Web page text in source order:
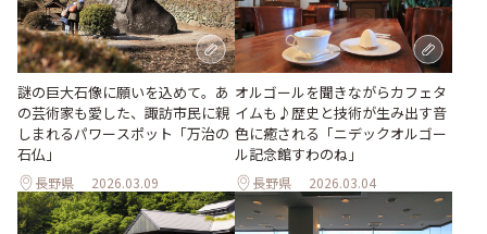
謎の巨大石像に願いを込めて。あ
の芸術家も愛した、諏訪市民に親
しまれるパワースポット「万治の
石仏」
長野県 2026.03.09
オルゴールを聞きながらカフェタ
イムも♪歴史と技術が生み出す音
色に癒される「ニデックオルゴー
ル記念館すわのね」
長野県 2026.03.04